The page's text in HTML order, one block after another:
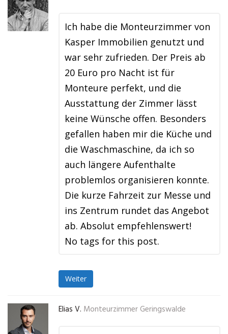
Ich habe die Monteurzimmer von
Kasper Immobilien genutzt und
war sehr zufrieden. Der Preis ab
20 Euro pro Nacht ist für
Monteure perfekt, und die
Ausstattung der Zimmer lässt
keine Wünsche offen. Besonders
gefallen haben mir die Küche und
die Waschmaschine, da ich so
auch längere Aufenthalte
problemlos organisieren konnte.
Die kurze Fahrzeit zur Messe und
ins Zentrum rundet das Angebot
ab. Absolut empfehlenswert!
No tags for this post.
Weiter
Elias V. Monteurzimmer Geringswalde